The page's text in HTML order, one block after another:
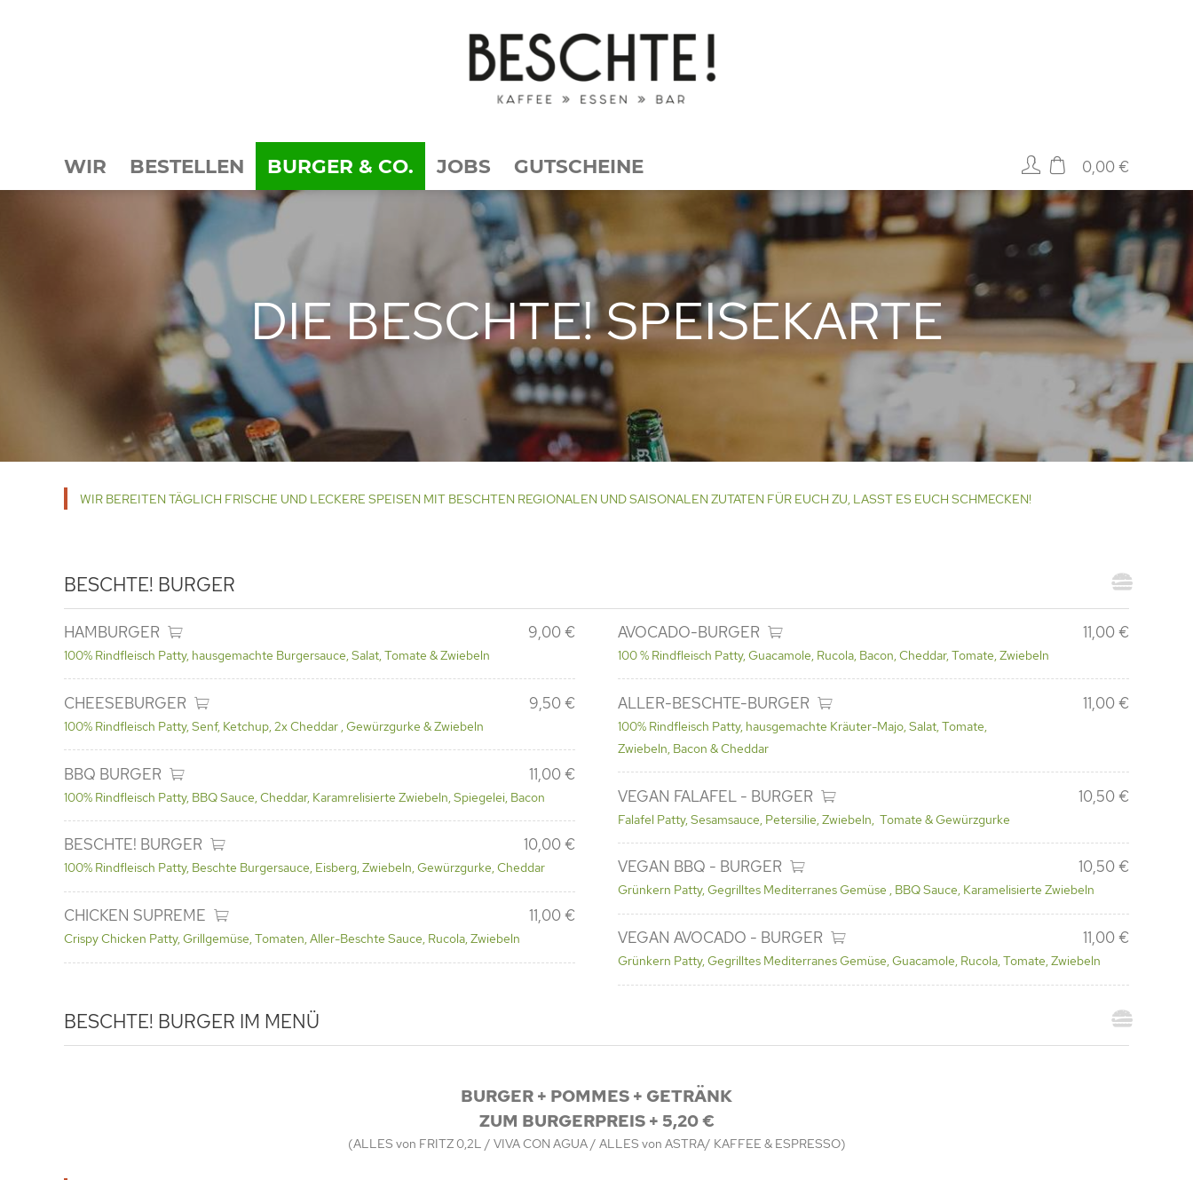
WIR
BESTELLEN
BURGER
BEILAGEN
SALATE
GETRÄNKE
BURGER & CO. JOBS GUTSCHEINE 0,00 €
DIE BESCHTE! SPEISEKARTE
WIR BEREITEN TÄGLICH FRISCHE UND LECKERE SPEISEN MIT BESCHTEN REGIONALEN UND SAISONALEN ZUTATEN FÜR EUCH ZU, LASST ES EUCH SCHMECKEN!
BESCHTE! BURGER
HAMBURGER 9,00 €
100% Rindfleisch Patty, hausgemachte Burgersauce, Salat, Tomate & Zwiebeln
CHEESEBURGER 9,50 €
100% Rindfleisch Patty, Senf, Ketchup, 2x Cheddar , Gewürzgurke & Zwiebeln
BBQ BURGER 11,00 €
100% Rindfleisch Patty, BBQ Sauce, Cheddar, Karamrelisierte Zwiebeln, Spiegelei, Bacon
BESCHTE! BURGER 10,00 €
100% Rindfleisch Patty, Beschte Burgersauce, Eisberg, Zwiebeln, Gewürzgurke, Cheddar
CHICKEN SUPREME 11,00 €
Crispy Chicken Patty, Grillgemüse, Tomaten, Aller-Beschte Sauce, Rucola, Zwiebeln
AVOCADO-BURGER 11,00 €
100 % Rindfleisch Patty, Guacamole, Rucola, Bacon, Cheddar, Tomate, Zwiebeln
ALLER-BESCHTE-BURGER 11,00 €
100% Rindfleisch Patty, hausgemachte Kräuter-Majo, Salat, Tomate,
Zwiebeln, Bacon & Cheddar
VEGAN FALAFEL - BURGER 10,50 €
Falafel Patty, Sesamsauce, Petersilie, Zwiebeln, Tomate & Gewürzgurke
VEGAN BBQ - BURGER 10,50 €
Grünkern Patty, Gegrilltes Mediterranes Gemüse , BBQ Sauce, Karamelisierte Zwiebeln
VEGAN AVOCADO - BURGER 11,00 €
Grünkern Patty, Gegrilltes Mediterranes Gemüse, Guacamole, Rucola, Tomate, Zwiebeln
BESCHTE! BURGER IM MENÜ
BURGER + POMMES + GETRÄNK
ZUM BURGERPREIS + 5,20 €
(ALLES von FRITZ 0,2L / VIVA CON AGUA / ALLES von ASTRA/ KAFFEE & ESPRESSO)